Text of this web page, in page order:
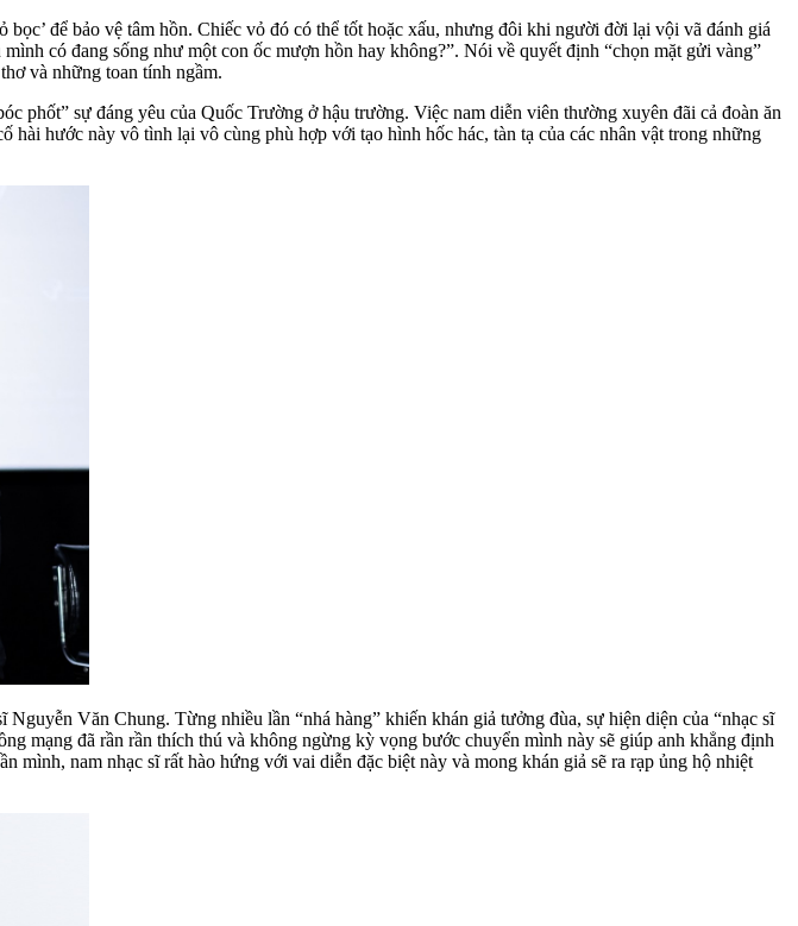
để bảo vệ tâm hồn. Chiếc vỏ đó có thể tốt hoặc xấu, nhưng đôi khi người đời lại vội vã đánh giá
có đang sống như một con ốc mượn hồn hay không?”. Nói về quyết định “chọn mặt gửi vàng”
và những toan tính ngầm.
phốt” sự đáng yêu của Quốc Trường ở hậu trường. Việc nam diễn viên thường xuyên đãi cả đoàn ăn
hước này vô tình lại vô cùng phù hợp với tạo hình hốc hác, tàn tạ của các nhân vật trong những
Văn Chung. Từng nhiều lần “nhá hàng” khiến khán giả tưởng đùa, sự hiện diện của “nhạc sĩ
mạng đã rần rần thích thú và không ngừng kỳ vọng bước chuyển mình này sẽ giúp anh khẳng định
nam nhạc sĩ rất hào hứng với vai diễn đặc biệt này và mong khán giả sẽ ra rạp ủng hộ nhiệt